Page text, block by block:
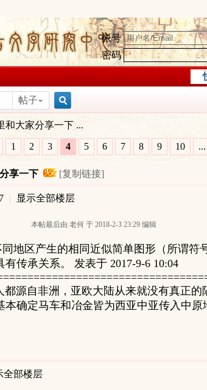
帐号
密码
帖子
搜
索
和大家分享一下 ...
1 2 3 4 5 6 7 8 9 10
享一下 [复制链接]
| 显示全部楼层
本帖最后由 老何 于 2018-2-3 23:29 编辑
地区产生的相同近似简单图形（所谓符
传承关系。 发表于 2017-9-6 10:04
都源自非洲，亚欧大陆从来就没有真正
确定马车和冶金皆为西亚中亚传入中
全部楼层